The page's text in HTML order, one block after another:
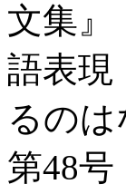
文集』
語表現
るの
第48